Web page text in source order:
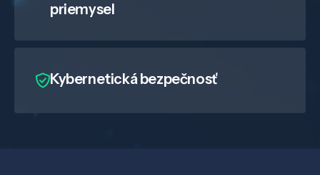
priemysel
Kybernetická bezpečnosť